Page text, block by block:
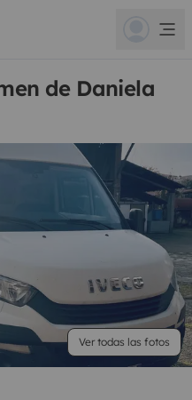
de Daniela
Ver todas las fotos